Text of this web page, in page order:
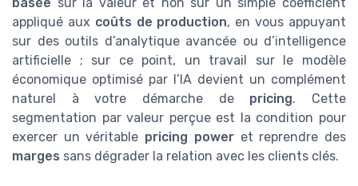
appliqué aux coûts de production, en vous appuyant
sur des outils d’analytique avancée ou d’intelligence
artificielle ; sur ce point, un travail sur le modèle
économique optimisé par l’IA devient un complément
naturel à votre démarche de pricing. Cette
segmentation par valeur perçue est la condition pour
exercer un véritable pricing poweret reprendre des
marges sans dégrader la relation avec les clients clés.